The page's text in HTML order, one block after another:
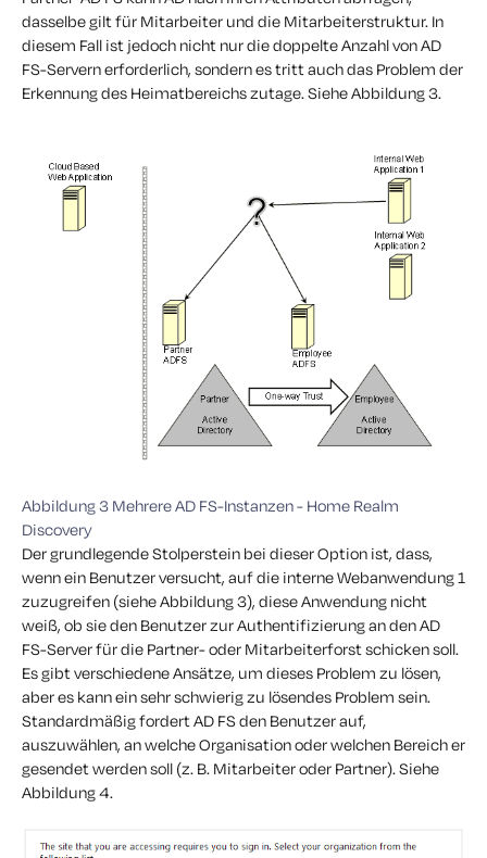
dasselbe gilt für Mitarbeiter und die Mitarbeiterstruktur. In
diesem Fall ist jedoch nicht nur die doppelte Anzahl von AD
FS-Servern erforderlich, sondern es tritt auch das Problem der
Erkennung des Heimatbereichs zutage. Siehe Abbildung 3.
Abbildung 3 Mehrere AD FS-Instanzen - Home Realm
Discovery
Der grundlegende Stolperstein bei dieser Option ist, dass,
wenn ein Benutzer versucht, auf die interne Webanwendung 1
zuzugreifen (siehe Abbildung 3), diese Anwendung nicht
weiß, ob sie den Benutzer zur Authentifizierung an den AD
FS-Server für die Partner- oder Mitarbeiterforst schicken soll.
Es gibt verschiedene Ansätze, um dieses Problem zu lösen,
aber es kann ein sehr schwierig zu lösendes Problem sein.
Standardmäßig fordert AD FS den Benutzer auf,
auszuwählen, an welche Organisation oder welchen Bereich er
gesendet werden soll (z. B. Mitarbeiter oder Partner). Siehe
Abbildung 4.